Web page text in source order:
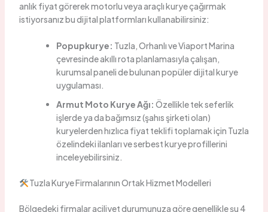
anlık fiyat görerek motorlu veya araçlı kurye çağırmak
istiyorsanız bu dijital platformları kullanabilirsiniz:
Popupkurye: Tuzla, Orhanlı ve Viaport Marina
çevresinde akıllı rota planlamasıyla çalışan,
kurumsal paneli de bulunan popüler dijital kurye
uygulaması.
Armut Moto Kurye Ağı: Özellikle tek seferlik
işlerde ya da bağımsız (şahıs şirketi olan)
kuryelerden hızlıca fiyat teklifi toplamak için Tuzla
özelindeki ilanları ve serbest kurye profillerini
inceleyebilirsiniz.
Tuzla Kurye Firmalarının Ortak Hizmet Modelleri
Bölgedeki firmalar aciliyet durumunuza göre genellikle şu 4